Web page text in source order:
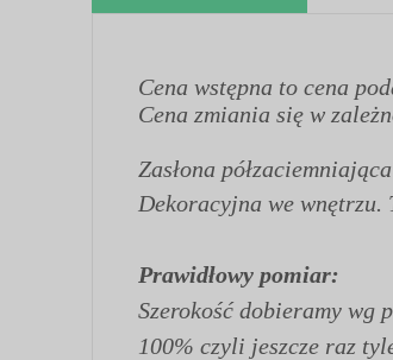
Cena wstępna to cena
Cena zmiania się w
Zasłona
Dekoracyjna we wnętrzu.
Prawidłowy pomiar:
Szerokość dobieramy wg
100% czyli jeszcze raz